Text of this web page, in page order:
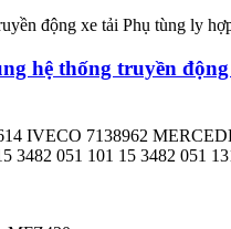
hệ thống truyền
IVECO 7138962
051 101 15 3482 051